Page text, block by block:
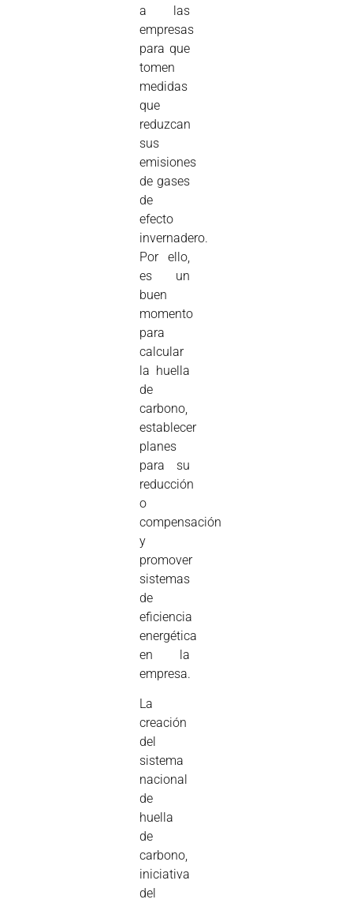
a las
empresas
para que
tomen
medidas
que
reduzcan
sus
emisiones
de gases
de
efecto
invernadero.
Por ello,
es un
buen
momento
para
calcular
la huella
de
carbono,
establecer
planes
para su
reducción
o
compensación
y
promover
sistemas
de
eficiencia
energética
en la
empresa.
La
creación
del
sistema
nacional
de
huella
de
carbono,
iniciativa
del